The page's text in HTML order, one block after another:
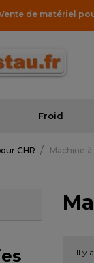
de matériel
Froid
CHR Machine à
Il y